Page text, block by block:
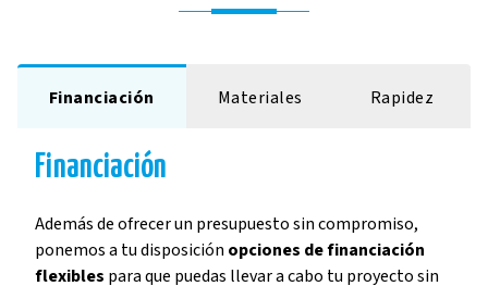
Financiación Materiales Rapidez
Financiación
Además de ofrecer un presupuesto sin compromiso,
ponemos a tu disposición opciones de financiación
flexibles para que puedas llevar a cabo tu proyecto sin